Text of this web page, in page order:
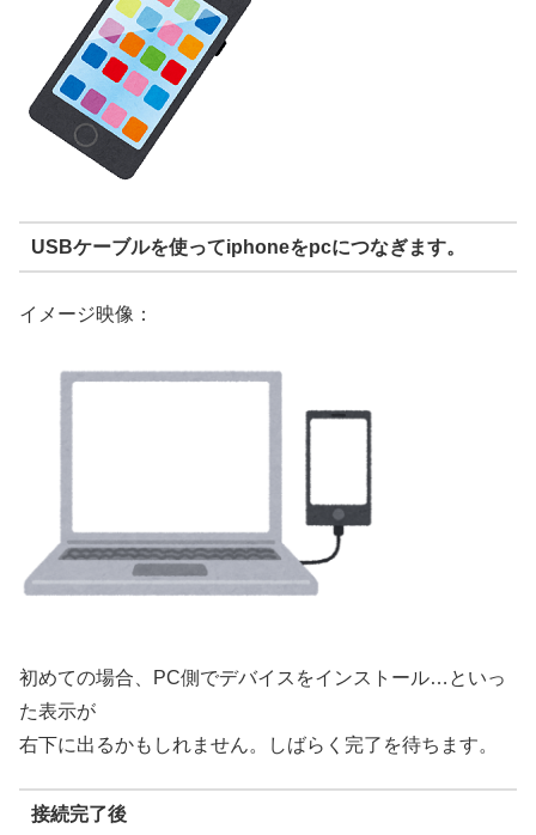
USBケーブルを使ってiphoneをpcにつなぎます。
イメージ映像：
初めての場合、PC側でデバイスをインストール…といっ
た表示が
右下に出るかもしれません。しばらく完了を待ちます。
接続完了後